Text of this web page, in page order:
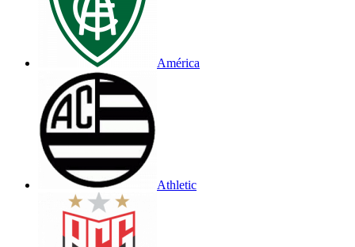
América
Athletic